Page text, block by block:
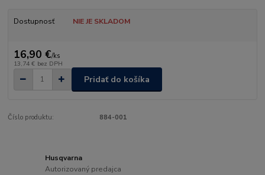
Dostupnosť NIE JE SKLADOM
16,90 €/ks
13,74 € bez DPH
Pridať do košíka
Číslo produktu: 884-001
Husqvarna
Autorizovaný predajca